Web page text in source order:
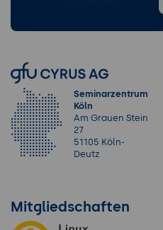
Seminarzentrum
Köln
Am Grauen Stein
27
51105 Köln-
Deutz
Mitgliedschaften